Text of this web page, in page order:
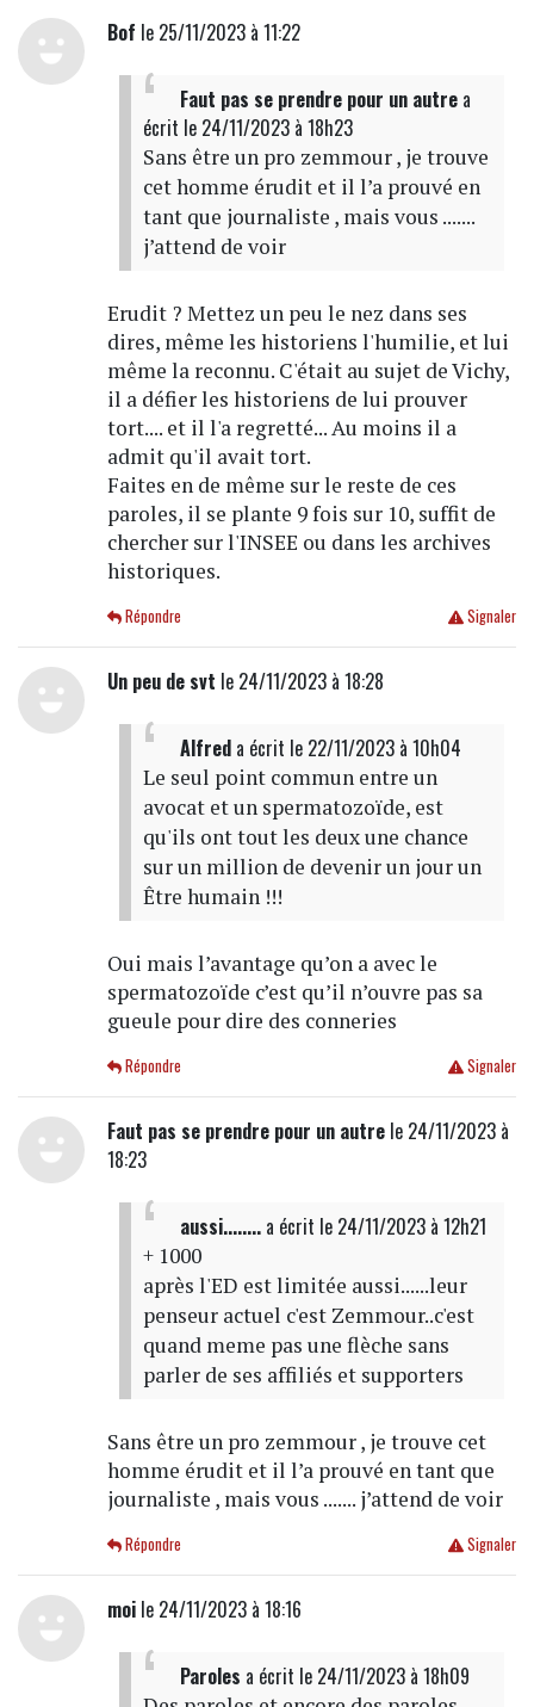
Bof le 25/11/2023 à 11:22
Faut pas se prendre pour un autrea
écrit le 24/11/2023 à 18h23
Sans être un pro zemmour , je trouve
cet homme érudit et il l’a prouvé en
tant que journaliste , mais vous .......
j’attend de voir
Erudit ? Mettez un peu le nez dans ses
dires, même les historiens l'humilie, et lui
même la reconnu. C'était au sujet de Vichy,
il a défier les historiens de lui prouver
tort.... et il l'a regretté... Au moins il a
admit qu'il avait tort.
Faites en de même sur le reste de ces
paroles, il se plante 9 fois sur 10, suffit de
chercher sur l'INSEE ou dans les archives
historiques.
Signaler
Répondre
Un peu de svt le 24/11/2023 à 18:28
Alfreda écrit le 22/11/2023 à 10h04
Le seul point commun entre un
avocat et un spermatozoïde, est
qu'ils ont tout les deux une chance
sur un million de devenir un jour un
Être humain !!!
Oui mais l’avantage qu’on a avec le
spermatozoïde c’est qu’il n’ouvre pas sa
gueule pour dire des conneries
Signaler
Répondre
Faut pas se prendre pour un autrele 24/11/2023 à
18:23
aussi........a écrit le 24/11/2023 à 12h21
+ 1000
après l'ED est limitée aussi......leur
penseur actuel c'est Zemmour..c'est
quand meme pas une flèche sans
parler de ses affiliés et supporters
Sans être un pro zemmour , je trouve cet
homme érudit et il l’a prouvé en tant que
journaliste , mais vous ....... j’attend de voir
Signaler
Répondre
moile 24/11/2023 à 18:16
Paroles a écrit le 24/11/2023 à 18h09